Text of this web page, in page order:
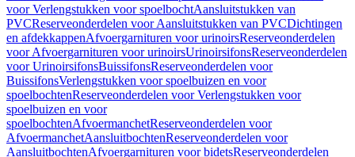
voor Verlengstukken voor spoelbochtAansluitstukken van
PVCReserveonderdelen voor Aansluitstukken van PVCDichtingen
en afdekkappenAfvoergarnituren voor urinoirsReserveonderdelen
voor Afvoergarnituren voor urinoirsUrinoirsifonsReserveonderdelen
voor UrinoirsifonsBuissifonsReserveonderdelen voor
BuissifonsVerlengstukken voor spoelbuizen en voor
spoelbochtenReserveonderdelen voor Verlengstukken voor
spoelbuizen en voor
spoelbochtenAfvoermanchetReserveonderdelen voor
AfvoermanchetAansluitbochtenReserveonderdelen voor
AansluitbochtenAfvoergarnituren voor bidetsReserveonderdelen